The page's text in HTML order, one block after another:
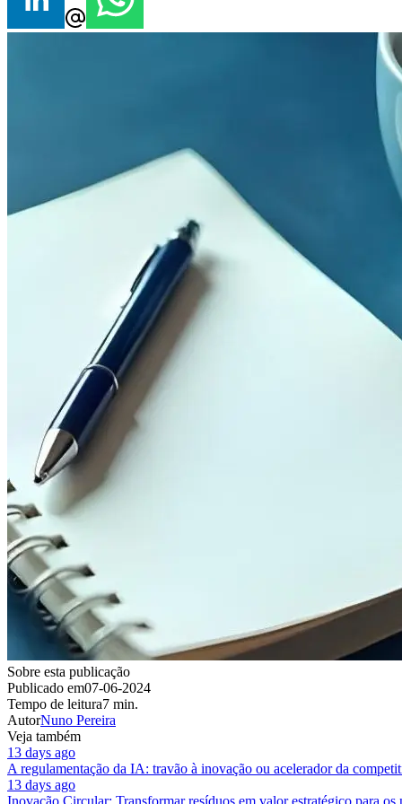
Sobre esta publicação
Publicado em07-06-2024
Tempo de leitura7 min.
AutorNuno Pereira
Veja também
13 days ago
A regulamentação da IA: travão à inovação ou acelerador da
13 days ago
Inovação Circular: Transformar resíduos em valor estratégico para os